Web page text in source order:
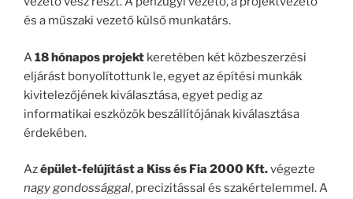
és a műszaki vezető külső munkatárs.
A18 hónapos projekt keretében két közbeszerzési
eljárást bonyolítottunk le, egyet az építési munkák
kivitelezőjének kiválasztása, egyet pedig az
informatikai eszközök beszállítójának kiválasztása
érdekében.
Azépület-felújítást a Kiss és Fia 2000 Kft.végezte
nagy gondossággal, precizitással és szakértelemmel. A